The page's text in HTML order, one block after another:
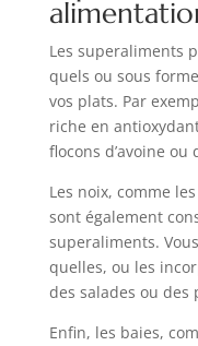
Les superaliments
quels ou sous
vos plats. Par
riche en
flocons d’avoine ou
Les noix, comme
sont également
superaliments.
quelles, ou les
des salades ou des
Enfin, les baies,